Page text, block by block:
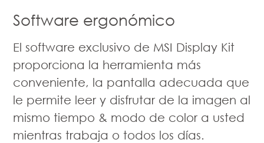
Software ergonómico
El software exclusivo de MSI Display Kit
proporciona la herramienta más
conveniente, la pantalla adecuada que
le permite leer y disfrutar de la imagen al
mismo tiempo & modo de color a usted
mientras trabaja o todos los días.